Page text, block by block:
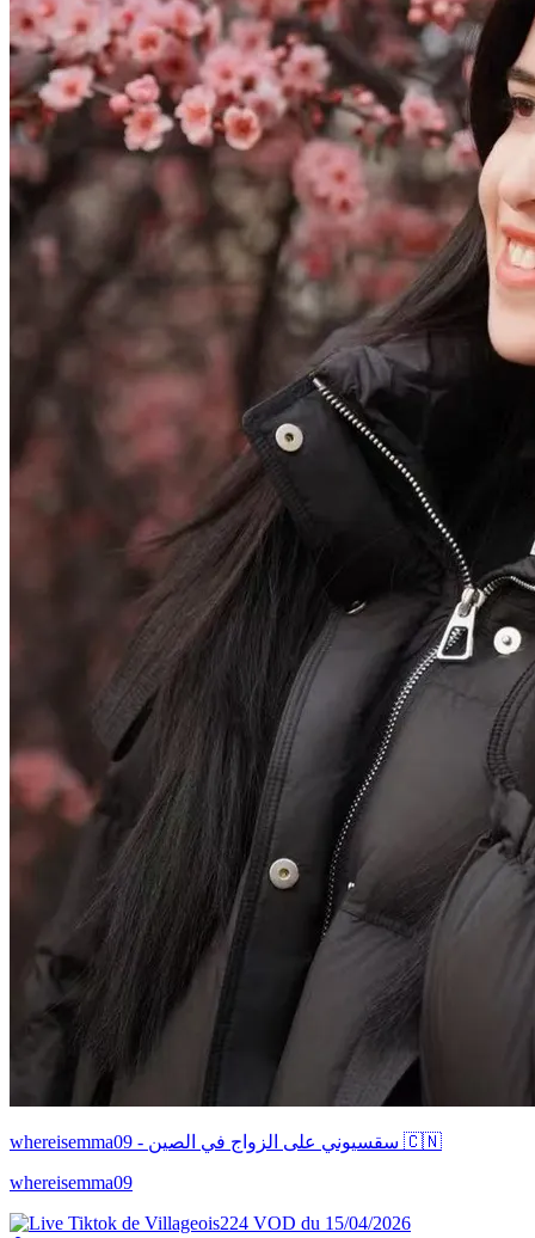
whereisemma09 - سقسيوني على الزواج في الصين 🇨🇳
whereisemma09